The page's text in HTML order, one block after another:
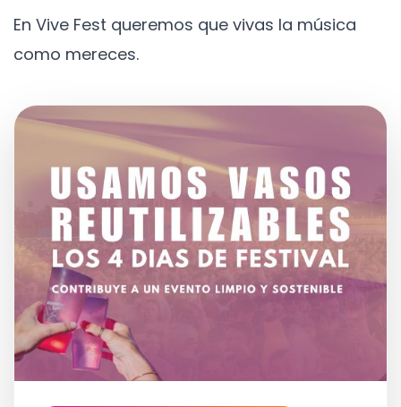
En Vive Fest queremos que vivas la música
como mereces.